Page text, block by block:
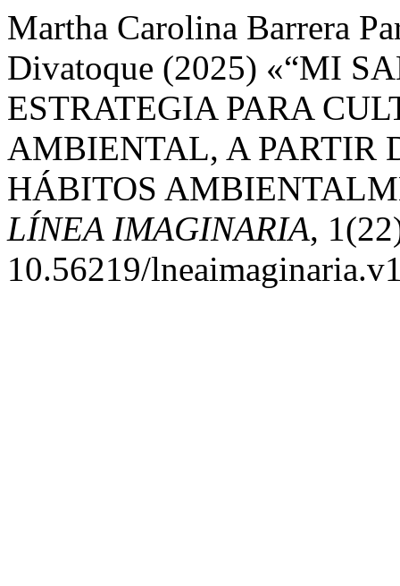
Martha Carolina Barrera
Divatoque (2025) «“MI
ESTRATEGIA PARA
AMBIENTAL, A PARTIR
HÁBITOS
LÍNEA IMAGINARIA,
10.56219/